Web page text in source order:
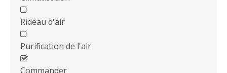
Rideau d'air
Purification de l'air
Commander